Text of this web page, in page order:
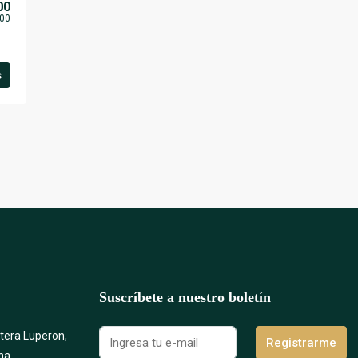
Luperon,
Suscríbete a nuestro boletín
Registrarme